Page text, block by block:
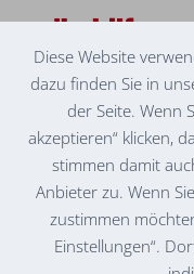
KINDERGARTEN
WIR FREUEN
„KLUMPAT DER
Team, und die Kinder
mit den Themen
auseinandergesetzt.
Diese Website
dazu finden Sie in
der Seite. Wenn
akzeptieren“ klicken,
stimmen damit
Anbieter zu. Wenn
zustimmen
Einstellungen“.